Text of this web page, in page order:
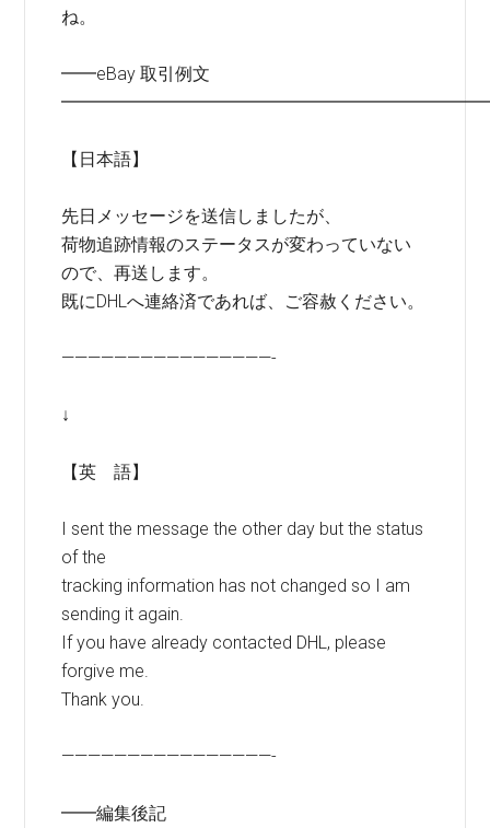
ね。
━━eBay 取引例文
【日本語】
先日メッセージを送信しましたが、
荷物追跡情報のステータスが変わっていない
ので、再送します。
既にDHLへ連絡済であれば、ご容赦ください。
————————————————-
↓
【英 語】
I sent the message the other day but the status
of the
tracking information has not changed so I am
sending it again.
If you have already contacted DHL, please
forgive me.
Thank you.
————————————————-
━━編集後記